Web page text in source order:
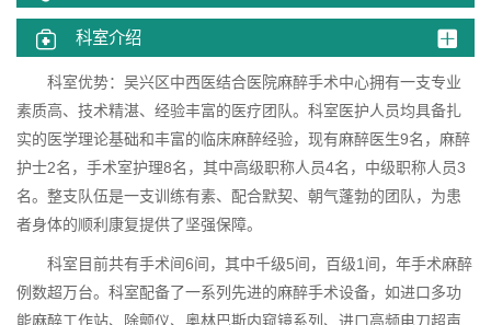
科室介绍
科室优势：吴兴区中西医结合医院麻醉手术中心拥有一支专业
素质高、技术精湛、经验丰富的医疗团队。科室医护人员均具备扎
实的医学理论基础和丰富的临床麻醉经验，现有麻醉医生9名，麻醉
护士2名，手术室护理8名，其中高级职称人员4名，中级职称人员3
名。整支队伍是一支训练有素、配合默契、朝气蓬勃的团队，为患
者身体的顺利康复提供了坚强保障。
科室目前共有手术间6间，其中千级5间，百级1间，年手术麻醉
例数超万台。科室配备了一系列先进的麻醉手术设备，如进口多功
能麻醉工作站、除颤仪、奥林巴斯内窥镜系列、进口高频电刀超声